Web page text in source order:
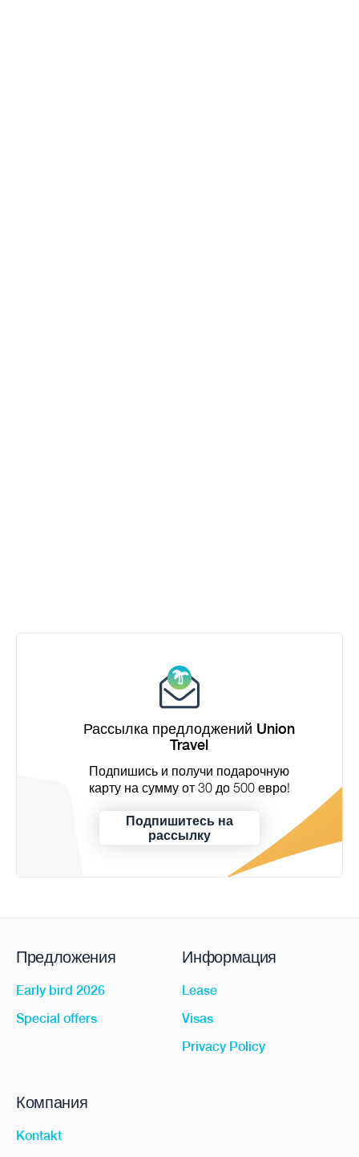
Рассылка предлоджений Union
Travel
Подпишись и получи подарочную
карту на сумму от 30 до 500 евро!
Подпишитесь на
рассылку
Предложения
Early bird 2026
Special offers
Информация
Lease
Visas
Privacy Policy
Компания
Kontakt